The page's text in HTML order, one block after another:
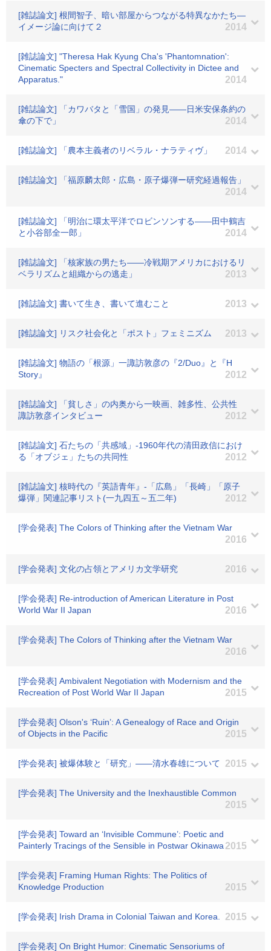
[雑誌論文] 根間智子、暗い部屋からつながる特異なかたち―
イメージ論に向けて２
2014
[雑誌論文] "Theresa Hak Kyung Cha's 'Phantomnation':
Cinematic Specters and Spectral Collectivity in Dictee and
Apparatus."
2014
[雑誌論文] 「カワバタと「雪国」の発見――日米安保条約の
傘の下で」
2014
[雑誌論文] 「農本主義者のリベラル・ナラティヴ」 2014
[雑誌論文] 「福原麟太郎・広島・原子爆弾ー研究経過報告」
2014
[雑誌論文] 「明治に環太平洋でロビンソンする――田中鶴吉
と小谷部全一郎」
2014
[雑誌論文] 「核家族の男たち――冷戦期アメリカにおけるリ
ベラリズムと組織からの逃走」
2013
[雑誌論文] 書いて生き、書いて進むこと 2013
[雑誌論文] リスク社会化と「ポスト」フェミニズム 2013
[雑誌論文] 物語の「根源」一諏訪敦彦の『2/Duo』と『H
Story』
2012
[雑誌論文] 「貧しさ」の内奥から一映画、雑多性、公共性
諏訪敦彦インタビュー
2012
[雑誌論文] 石たちの「共感域」-1960年代の清田政信におけ
る「オブジェ」たちの共同性
2012
[雑誌論文] 核時代の『英語青年』-「広島」「長崎」「原子
爆弾」関連記事リスト(一九四五～五二年)
2012
[学会発表] The Colors of Thinking after the Vietnam War
2016
[学会発表] 文化の占領とアメリカ文学研究 2016
[学会発表] Re-introduction of American Literature in Post
World War II Japan
2016
[学会発表] The Colors of Thinking after the Vietnam War
2016
[学会発表] Ambivalent Negotiation with Modernism and the
Recreation of Post World War II Japan
2015
[学会発表] Olson's ‘Ruin’: A Genealogy of Race and Origin
of Objects in the Pacific
2015
[学会発表] 被爆体験と「研究」――清水春雄について 2015
[学会発表] The University and the Inexhaustible Common
2015
[学会発表] Toward an ‘Invisible Commune’: Poetic and
Painterly Tracings of the Sensible in Postwar Okinawa 2015
[学会発表] Framing Human Rights: The Politics of
Knowledge Production
2015
[学会発表] Irish Drama in Colonial Taiwan and Korea. 2015
[学会発表] On Bright Humor: Cinematic Sensoriums of